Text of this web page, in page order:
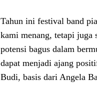
Tahun ini festival band
kami menang, tetapi juga
potensi bagus dalam
dapat menjadi ajang
Budi, basis dari Angela